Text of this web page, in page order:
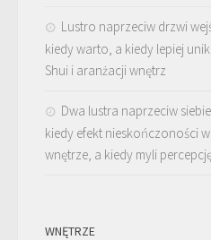
Lustro naprzeciw drzwi
kiedy warto, a kiedy lepiej
Shui i aranżacji wnętrz
Dwa lustra naprzeciw
kiedy efekt nieskończoności
wnętrze, a kiedy myli
WNĘTRZE